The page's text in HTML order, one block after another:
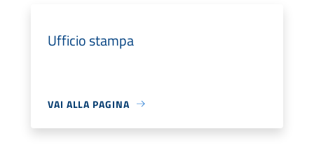
Ufficio stampa
VAI ALLA PAGINA